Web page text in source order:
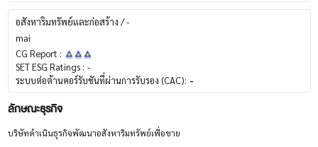
อสังหาริมทรัพย์และก่อสร้าง / -
mai
CG Report :
SET ESG Ratings : -
ระบบต่อต้านคอร์รับชันที่ผ่านการรับรอง (CAC): -
ลักษณะธุรกิจ
บริษัทดำเนินธุรกิจพัฒนาอสังหาริมทรัพย์เพื่อขาย